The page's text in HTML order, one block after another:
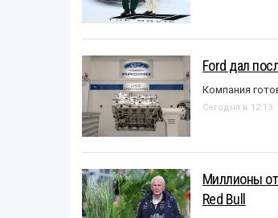
Ford дал
Компания
Сегодня в 12:13
Миллионы
Red Bull